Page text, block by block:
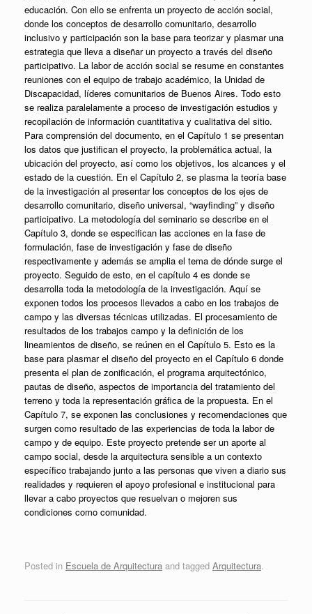
educación. Con ello se enfrenta un proyecto de acción social,
donde los conceptos de desarrollo comunitario, desarrollo
inclusivo y participación son la base para teorizar y plasmar una
estrategia que lleva a diseñar un proyecto a través del diseño
participativo. La labor de acción social se resume en constantes
reuniones con el equipo de trabajo académico, la Unidad de
Discapacidad, líderes comunitarios de Buenos Aires. Todo esto
se realiza paralelamente a proceso de investigación estudios y
recopilación de información cuantitativa y cualitativa del sitio.
Para comprensión del documento, en el Capítulo 1 se presentan
los datos que justifican el proyecto, la problemática actual, la
ubicación del proyecto, así como los objetivos, los alcances y el
estado de la cuestión. En el Capítulo 2, se plasma la teoría base
de la investigación al presentar los conceptos de los ejes de
desarrollo comunitario, diseño universal, “wayfinding” y diseño
participativo. La metodología del seminario se describe en el
Capítulo 3, donde se especifican las acciones en la fase de
formulación, fase de investigación y fase de diseño
respectivamente y además se amplia el tema de dónde surge el
proyecto. Seguido de esto, en el capítulo 4 es donde se
desarrolla toda la metodología de la investigación. Aquí se
exponen todos los procesos llevados a cabo en los trabajos de
campo y las diversas técnicas utilizadas. El procesamiento de
resultados de los trabajos campo y la definición de los
lineamientos de diseño, se reúnen en el Capítulo 5. Esto es la
base para plasmar el diseño del proyecto en el Capítulo 6 donde
presenta el plan de zonificación, el programa arquitectónico,
pautas de diseño, aspectos de importancia del tratamiento del
terreno y toda la representación gráfica de la propuesta. En el
Capítulo 7, se exponen las conclusiones y recomendaciones que
surgen como resultado de las experiencias de toda la labor de
campo y de equipo. Este proyecto pretende ser un aporte al
campo social, desde la arquitectura sensible a un contexto
específico trabajando junto a las personas que viven a diario sus
realidades y requieren el apoyo profesional e institucional para
llevar a cabo proyectos que resuelvan o mejoren sus
condiciones como comunidad.
Posted in Escuela de Arquitectura and tagged Arquitectura.